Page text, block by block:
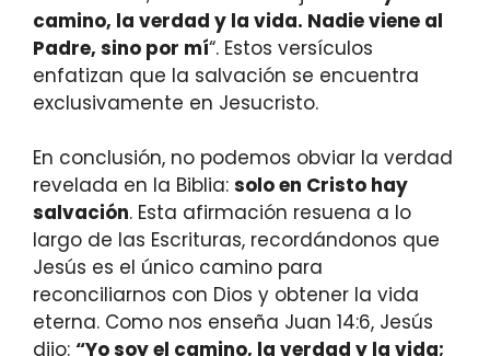
camino, la verdad y la vida. Nadie viene al
Padre, sino por mí“. Estos versículos
enfatizan que la salvación se encuentra
exclusivamente en Jesucristo.
En conclusión, no podemos obviar la verdad
revelada en la Biblia: solo en Cristo hay
salvación. Esta afirmación resuena a lo
largo de las Escrituras, recordándonos que
Jesús es el único camino para
reconciliarnos con Dios y obtener la vida
eterna. Como nos enseña Juan 14:6, Jesús
dijo: “Yo soy el camino, la verdad y la vida;